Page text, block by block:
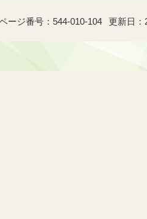
ージ番号：544-010-104 更新日：